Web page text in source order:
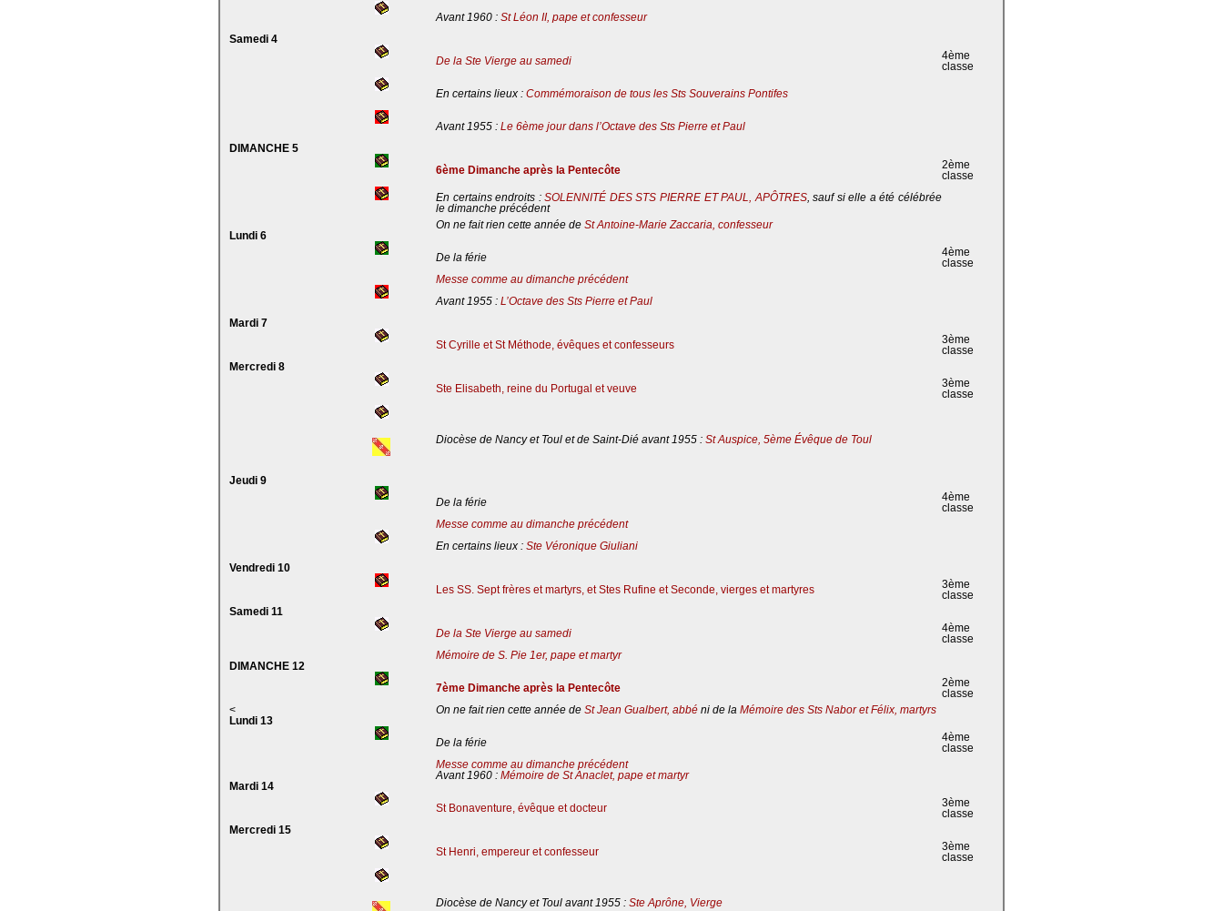
Avant 1960 : St Léon II, pape et confesseur
Samedi 4
De la Ste Vierge au samedi
4ème
classe
En certains lieux : Commémoraison de tous les Sts Souverains Pontifes
Avant 1955 : Le 6ème jour dans l’Octave des Sts Pierre et Paul
DIMANCHE 5
6ème Dimanche après la Pentecôte
2ème
classe
En certains endroits :SOLENNITÉ DES STS PIERRE ET PAUL, APÔTRES, sauf si elle a été célébrée
le dimanche précédent
On ne fait rien cette année de St Antoine-Marie Zaccaria, confesseur
Lundi 6
De la férie
4ème
classe
Messe comme au dimanche précédent
Avant 1955 : L’Octave des Sts Pierre et Paul
Mardi 7
St Cyrille et St Méthode, évêques et confesseurs
3ème
classe
Mercredi 8
Ste Elisabeth, reine du Portugal et veuve
3ème
classe
Diocèse de Nancy et Toul et de Saint-Dié avant 1955 : St Auspice, 5ème Évêque de Toul
Jeudi 9
De la férie
4ème
classe
Messe comme au dimanche précédent
En certains lieux : Ste Véronique Giuliani
Vendredi 10
Les SS. Sept frères et martyrs, et Stes Rufine et Seconde, vierges et martyres
3ème
classe
Samedi 11
De la Ste Vierge au samedi
4ème
classe
Mémoire de S. Pie 1er, pape et martyr
DIMANCHE 12
7ème Dimanche après la Pentecôte
2ème
classe
<
On ne fait rien cette année de St Jean Gualbert, abbé ni de la Mémoire des Sts Nabor et Félix, martyrs
Lundi 13
De la férie
4ème
classe
Messe comme au dimanche précédent
Avant 1960 : Mémoire de St Anaclet, pape et martyr
Mardi 14
St Bonaventure, évêque et docteur
3ème
classe
Mercredi 15
St Henri, empereur et confesseur
3ème
classe
Diocèse de Nancy et Toul avant 1955 : Ste Aprône, Vierge